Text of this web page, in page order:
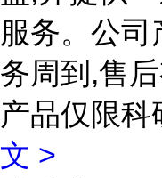
服务。公司
务周到,售
产品仅限科
文 >